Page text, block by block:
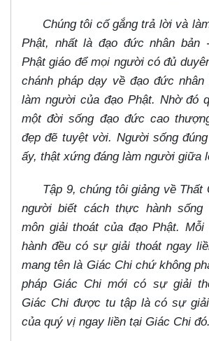
Chúng tôi cố gắng trả lời và
Phật, nhất là đạo đức nhân bản
Phật giáo để mọi người có đủ
chánh pháp dạy về đạo đức nhân
làm người của đạo Phật. Nhờ đó
một đời sống đạo đức cao
đẹp đẽ tuyệt vời. Người sống
ấy, thật xứng đáng làm người giữa
Tập 9, chúng tôi giảng về Thất
người biết cách thực hành sống
môn giải thoát của đạo Phật.
hành đều có sự giải thoát ngay
mang tên là Giác Chi chứ không
pháp Giác Chi mới có sự giải
Giác Chi được tu tập là có sự
của quý vị ngay liền tại Giác Chi đó.